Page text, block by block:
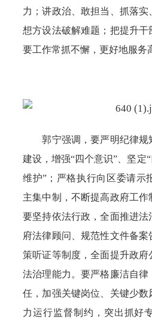
力；讲政治、敢担当、抓落实
想方设法破解难题；把提升
要工作常抓不懈，更好地服务
郭宁强调，要严明纪律规
建设，增强“四个意识”、坚定
维护”；严格执行向区委请示
主集中制，不断提高政府工作
要坚持依法行政，全面推进
府法律顾问、规范性文件备
策听证等制度，全面提升政
法治理能力。要严格廉洁自
任，加强关键岗位、关键少
力运行监督制约，突出抓好